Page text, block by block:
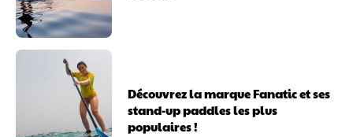
Découvrez la marque Fanatic et ses
stand-up paddles les plus
populaires !